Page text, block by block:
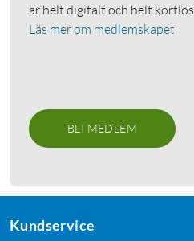
är helt digitalt och helt
Läs mer om medlemskapet
BLI MEDLEM
Kundservice